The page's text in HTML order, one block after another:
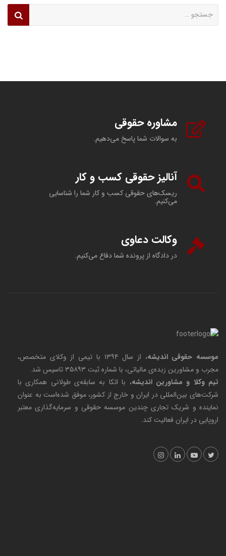
برای:
مشاوره حقوقی
به سوالات شما پاسخ می‌دهیم.
آنالیز حقوقی کسب و کار
ریسک‌های حقوقی کسب و کار شما را شناسایی
می‌کنیم.
وکالت دعاوی
در دادگاه از پرونده شما دفاع می‌کنیم.
موسسه حقوقی اندیشه
، از سال ۱۳۹۴ با تیمی از وکلای متخصص،
مجرب و مشاورین زبده‌ی مالیاتی، با شماره ثبت ۳۵۸۹۳ تاسیس شد.
تیم وکلا و مشاورین اندیشه، با اتکا به سابقه‌ی طولانی همکاری با
شرکت‌های بین‌المللی در ایران و خارج از کشور، موفق شده‌است به عنوان
نماینده و شریک تجاری چندین موسسه حقوقی و سرمایه‌گذاری معتبر
اروپایی در ایران فعالیت کند.